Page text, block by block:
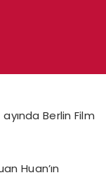
Berlin Film
Huan’ın